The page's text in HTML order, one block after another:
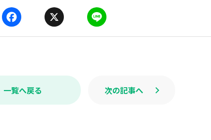
a
o
i
一覧へ戻る 次の記事へ